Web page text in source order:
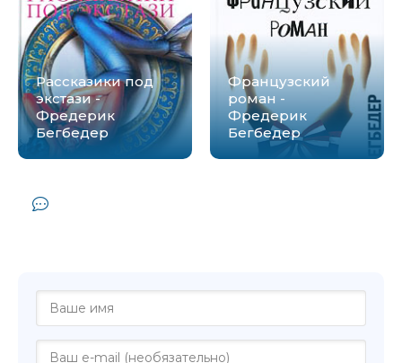
Рассказики под
экстази -
Фредерик
Бегбедер
Французский
роман -
Фредерик
Бегбедер